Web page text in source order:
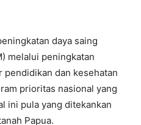
daya saing
melalui peningkatan
pendidikan dan kesehatan
prioritas nasional yang
ini pula yang ditekankan
Papua.